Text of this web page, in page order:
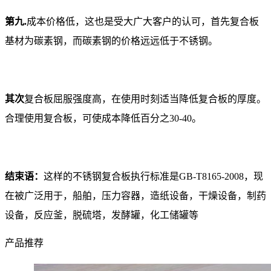
第九.成本价格低，这也是受大广大客户的认可，首先复合板
基材为碳素钢，而碳素钢的价格远远低于不锈钢。
其次复合板屈服强度高，在使用时刻适当降低复合板的厚度。
合理使用复合板，可使成本降低百分之30-40。
结束语： 这样的不锈钢复合板执行标准是GB-T8165-2008，现
在被广泛用于，船舶，压力容器，造纸设备，干燥设备，制药
设备，反应釜，脱硫塔，发酵罐，化工储罐等
产品推荐